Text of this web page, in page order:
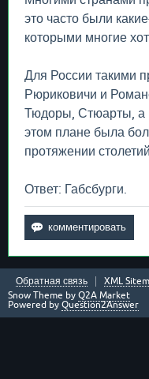
это часто были
которыми многие
Для России такими
Рюриковичи и
Тюдоры, Стюарты, а
этом плане была
протяжении
Ответ: Габсбурги.
Обратная связь XML
Snow Theme by Q2A Market
Powered by Question2Answer